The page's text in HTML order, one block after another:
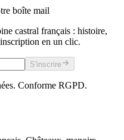
boîte mail
castral français : histoire,
en un clic.
S'inscrire
Conforme RGPD.